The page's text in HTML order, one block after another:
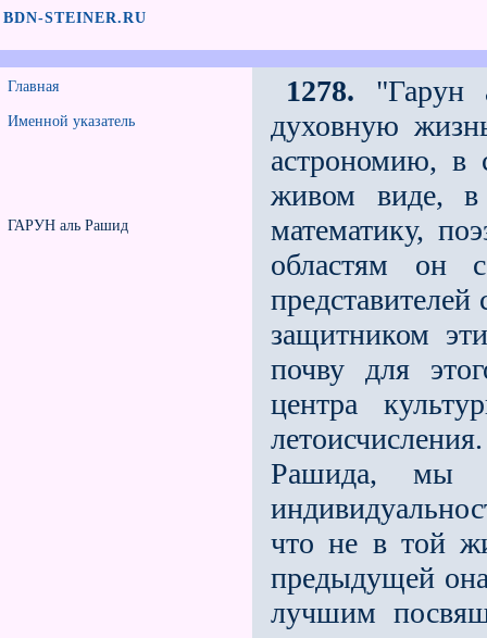
BDN-STEINER.RU
Главная
Именной указатель
ГАРУН аль Рашид
1278. "Гарун
духовную
астрономию, в
живом виде, в
математику,
областям он
защитником
почву для
центра
Рашида, мы
что не в той
предыдущей
лучшим